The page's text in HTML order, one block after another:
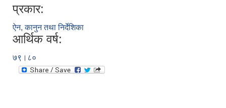
प्रकार:
ऐन, कानुन तथा निर्देशिका
आर्थिक वर्ष:
७९।८०